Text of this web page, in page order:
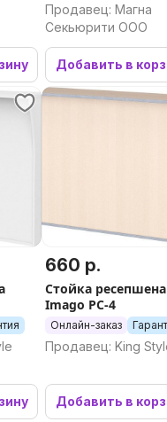
Продавец: Магна
Секьюрити ООО
Добавить в
660 р.
Стойка ресепшена
Imago РС-4
Онлайн-заказ
Продавец: King
Добавить в